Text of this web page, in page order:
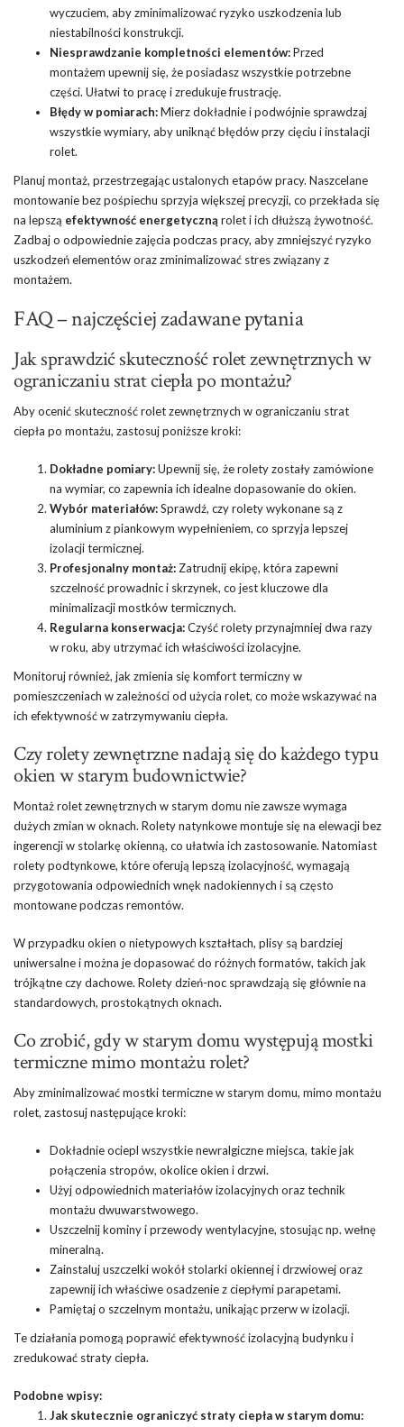
wyczuciem, aby zminimalizować ryzyko uszkodzenia lub
niestabilności konstrukcji.
Niesprawdzanie kompletności elementów:Przed
montażem upewnij się, że posiadasz wszystkie potrzebne
części. Ułatwi to pracę i zredukuje frustrację.
Błędy w pomiarach:Mierz dokładnie i podwójnie sprawdzaj
wszystkie wymiary, aby uniknąć błędów przy cięciu i instalacji
rolet.
Planuj montaż, przestrzegając ustalonych etapów pracy. Naszcelane
montowanie bez pośpiechu sprzyja większej precyzji, co przekłada się
na lepszą efektywność energetyczną rolet i ich dłuższą żywotność.
Zadbaj o odpowiednie zajęcia podczas pracy, aby zmniejszyć ryzyko
uszkodzeń elementów oraz zminimalizować stres związany z
montażem.
FAQ – najczęściej zadawane pytania
Jak sprawdzić skuteczność rolet zewnętrznych w
ograniczaniu strat ciepła po montażu?
Aby ocenić skuteczność rolet zewnętrznych w ograniczaniu strat
ciepła po montażu, zastosuj poniższe kroki:
Dokładne pomiary:Upewnij się, że rolety zostały zamówione
na wymiar, co zapewnia ich idealne dopasowanie do okien.
Wybór materiałów:Sprawdź, czy rolety wykonane są z
aluminium z piankowym wypełnieniem, co sprzyja lepszej
izolacji termicznej.
Profesjonalny montaż: Zatrudnij ekipę, która zapewni
szczelność prowadnic i skrzynek, co jest kluczowe dla
minimalizacji mostków termicznych.
Regularna konserwacja:Czyść rolety przynajmniej dwa razy
w roku, aby utrzymać ich właściwości izolacyjne.
Monitoruj również, jak zmienia się komfort termiczny w
pomieszczeniach w zależności od użycia rolet, co może wskazywać na
ich efektywność w zatrzymywaniu ciepła.
Czy rolety zewnętrzne nadają się do każdego typu
okien w starym budownictwie?
Montaż rolet zewnętrznych w starym domu nie zawsze wymaga
dużych zmian w oknach. Rolety natynkowe montuje się na elewacji bez
ingerencji w stolarkę okienną, co ułatwia ich zastosowanie. Natomiast
rolety podtynkowe, które oferują lepszą izolacyjność, wymagają
przygotowania odpowiednich wnęk nadokiennych i są często
montowane podczas remontów.
W przypadku okien o nietypowych kształtach, plisy są bardziej
uniwersalne i można je dopasować do różnych formatów, takich jak
trójkątne czy dachowe. Rolety dzień-noc sprawdzają się głównie na
standardowych, prostokątnych oknach.
Co zrobić, gdy w starym domu występują mostki
termiczne mimo montażu rolet?
Aby zminimalizować mostki termiczne w starym domu, mimo montażu
rolet, zastosuj następujące kroki:
Dokładnie ociepl wszystkie newralgiczne miejsca, takie jak
połączenia stropów, okolice okien i drzwi.
Użyj odpowiednich materiałów izolacyjnych oraz technik
montażu dwuwarstwowego.
Uszczelnij kominy i przewody wentylacyjne, stosując np. wełnę
mineralną.
Zainstaluj uszczelki wokół stolarki okiennej i drzwiowej oraz
zapewnij ich właściwe osadzenie z ciepłymi parapetami.
Pamiętaj o szczelnym montażu, unikając przerw w izolacji.
Te działania pomogą poprawić efektywność izolacyjną budynku i
zredukować straty ciepła.
Podobne wpisy:
Jak skutecznie ograniczyć straty ciepła w starym domu: